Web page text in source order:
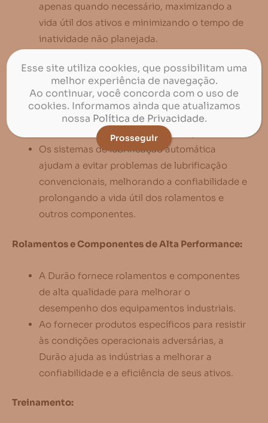
apenas quando necessário, maximizando a
vida útil dos ativos e minimizando o tempo de
inatividade não planejada.
Lubrificação Eficiente:
A Durão Rolamentos fornece soluções
avançadas de lubrificação para garantir o
funcionamento eficiente dos componentes.
Os sistemas de lubrificação automática
ajudam a evitar problemas de lubrificação
convencionais, melhorando a confiabilidade e
prolongando a vida útil dos rolamentos e
outros componentes.
Rolamentos e Componentes de Alta Performance:
A Durão fornece rolamentos e componentes
de alta qualidade para melhorar o
desempenho dos equipamentos industriais.
Ao fornecer produtos específicos para resistir
às condições operacionais adversárias, a
Durão ajuda as indústrias a melhorar a
confiabilidade e a eficiência de seus ativos.
Treinamento:
Esse site utiliza cookies, que possibilitam uma
melhor experiência de navegação.
Ao continuar, você concorda com o uso de
cookies. Informamos ainda que atualizamos
nossa Política de Privacidade.
Prosseguir